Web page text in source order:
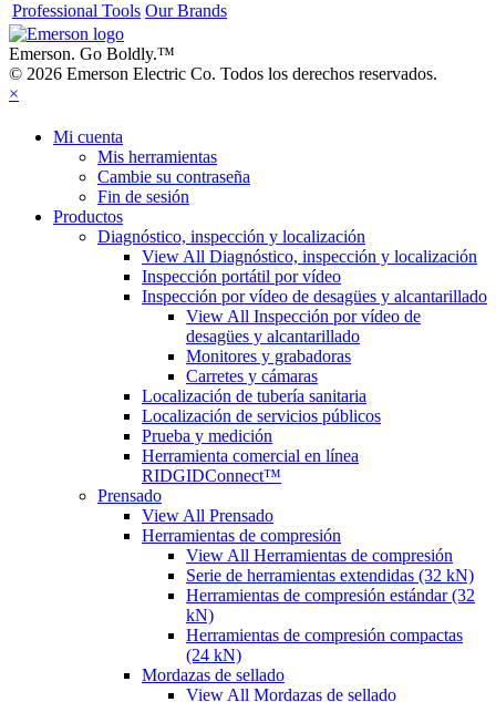
Professional Tools Our Brands
Emerson. Go Boldly.™
© 2026 Emerson Electric Co. Todos los derechos reservados.
×
Mi cuenta
Mis herramientas
Cambie su contraseña
Fin de sesión
Productos
Diagnóstico, inspección y localización
View All Diagnóstico, inspección y localización
Inspección portátil por vídeo
Inspección por vídeo de desagües y alcantarillado
View All Inspección por vídeo de
desagües y alcantarillado
Monitores y grabadoras
Carretes y cámaras
Localización de tubería sanitaria
Localización de servicios públicos
Prueba y medición
Herramienta comercial en línea
RIDGIDConnect™
Prensado
View All Prensado
Herramientas de compresión
View All Herramientas de compresión
Serie de herramientas extendidas (32 kN)
Herramientas de compresión estándar (32
kN)
Herramientas de compresión compactas
(24 kN)
Mordazas de sellado
View All Mordazas de sellado